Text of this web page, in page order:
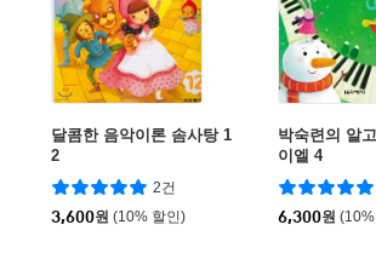
달콤한 음악이론 솜사탕 1
2
2건
3,600원 (10% 할인)
박숙련의 알
이엘 4
6,300원